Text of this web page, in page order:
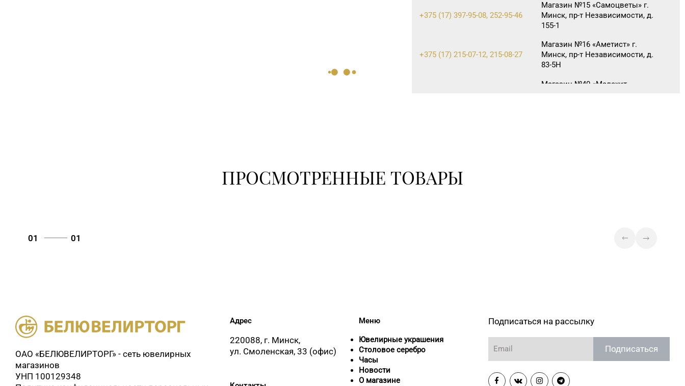
+375 (17) 397-95-08, 252-95-46
Магазин №15 «Самоцветы» г.
Минск, пр-т Независимости, д.
155-1
+375 (17) 215-07-12, 215-08-27
Магазин №16 «Аметист» г.
Минск, пр-т Независимости, д.
83-5Н
Магазин №40 «Малахит.
30-00
Минск, ул. Козлова, д. 6-46
8 (0176) 70-23-15, 73-02-85
Молодечно, ул. Великий
Магазин №61 «БЕЛЮВЕЛИРТОРГ»
г. Молодечно, ул. Великий
Гостинец, д. 67А-1, часть пом.
№А11 (ТЦ «Спутник»)
ПРОСМОТРЕННЫЕ ТОВАРЫ
01 01
ОАО «БЕЛЮВЕЛИРТОРГ» - сеть ювелирных
магазинов
УНП 100129348
Адрес
220088, г. Минск,
ул. Смоленская, 33 (офис)
Меню
Ювелирные украшения
Столовое серебро
Часы
Новости
О магазине
Подписаться на рассылку
Подписаться